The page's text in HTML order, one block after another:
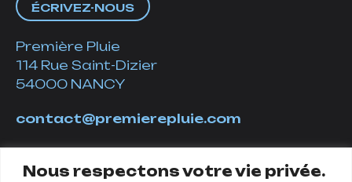
Nous respectons votre vie privée.
ÉCRIVEZ-NOUS
Première Pluie
114 Rue Saint-Dizier
54000 NANCY
contact@premierepluie.com